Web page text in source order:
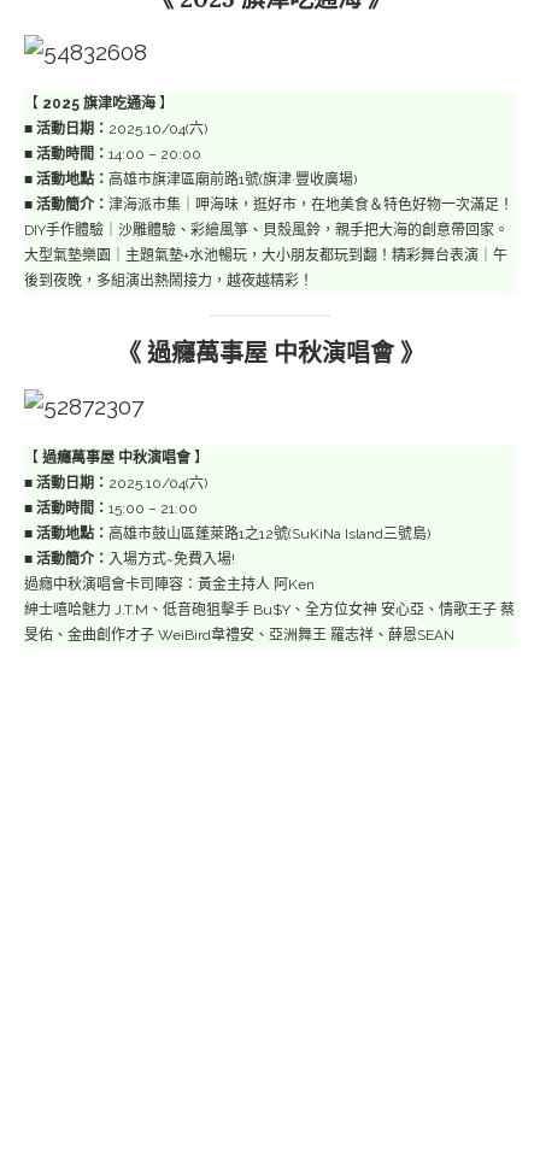
【 2025 旗津吃通海 】
■ 活動日期： 2025.10/04(六)
■ 活動時間： 14:00 – 20:00
■ 活動地點： 高雄市旗津區廟前路1號(旗津·豐收廣場)
■ 活動簡介： 津海派市集｜呷海味，逛好市，在地美食＆特色好物一次滿足！
DIY手作體驗｜沙雕體驗、彩繪風箏、貝殼風鈴，親手把大海的創意帶回家。
大型氣墊樂園｜主題氣墊+水池暢玩，大小朋友都玩到翻！精彩舞台表演｜午
後到夜晚，多組演出熱鬧接力，越夜越精彩！
《 過癮萬事屋 中秋演唱會 》
【 過癮萬事屋 中秋演唱會】
■ 活動日期： 2025.10/04(六)
■ 活動時間： 15:00 – 21:00
■ 活動地點： 高雄市鼓山區蓬萊路1之12號(SuKiNa Island三號島)
■ 活動簡介： 入場方式~免費入場!
過癮中秋演唱會卡司陣容：黃金主持人 阿Ken
紳士嘻哈魅力 J.T.M、低音砲狙擊手 Bu$Y、全方位女神 安心亞、情歌王子 蔡
旻佑、金曲創作才子 WeiBird韋禮安、亞洲舞王 羅志祥、薛恩SEAN